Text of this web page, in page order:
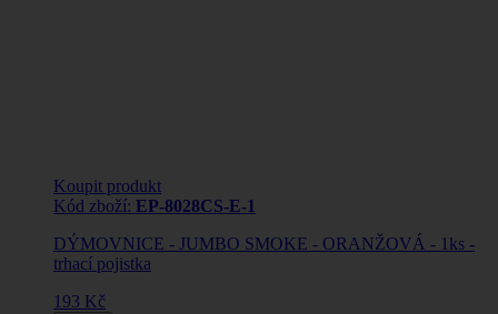
Koupit produkt
Kód zboží: EP-8028CS-E-1
DÝMOVNICE - JUMBO SMOKE - ORANŽOVÁ - 1ks -
trhací pojistka
193 Kč